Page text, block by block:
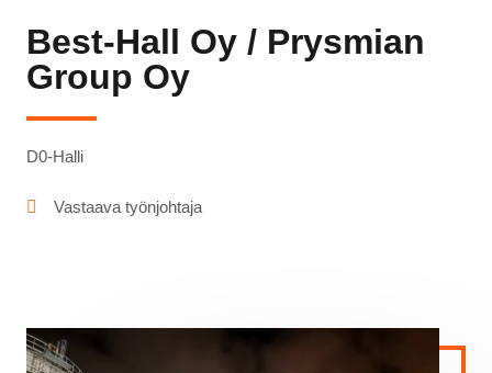
Best-Hall Oy / Prysmian
Group Oy
D0-Halli
Vastaava työnjohtaja